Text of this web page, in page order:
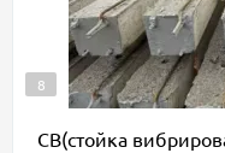
8
СВ(стойка